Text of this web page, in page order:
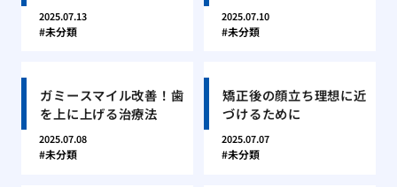
2025.07.13
未分類
2025.07.10
未分類
ガミースマイル改善！歯
を上に上げる治療法
2025.07.08
未分類
矯正後の顔立ち理想に近
づけるために
2025.07.07
未分類